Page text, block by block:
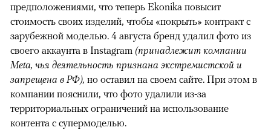
предположениями, что теперь Ekonika повысит
стоимость своих изделий, чтобы «покрыть» контракт с
зарубежной моделью. 4 августа бренд удалил фото из
своего аккаунта в Instagram (принадлежит компании
Meta, чья деятельность признана экстремистской и
запрещена в РФ), но оставил на своем сайте. При этом в
компании пояснили, что фото удалили из-за
территориальных ограничений на использование
контента с супермоделью.